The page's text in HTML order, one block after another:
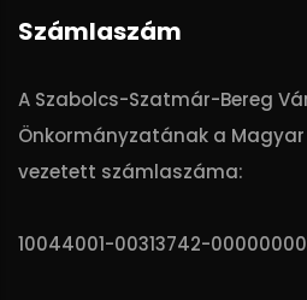
Számlaszám
A Szabolcs-Szatmár-Bereg
Önkormányzatának a
vezetett számlaszáma:
10044001-00313742-00000000